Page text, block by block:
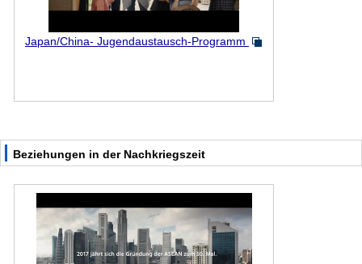
Japan/China- Jugendaustausch-Programm
Beziehungen in der Nachkriegszeit